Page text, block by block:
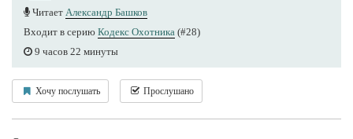
Читает Александр Башков
Входит в серию Кодекс Охотника (#28)
9 часов 22 минуты
Хочу послушать Прослушано